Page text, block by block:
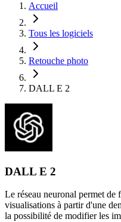
Accueil
Tous les logiciels
Retouche photo
DALL E 2
DALL E 2
Le réseau neuronal permet de
visualisations à partir d'une
la possibilité de modifier les